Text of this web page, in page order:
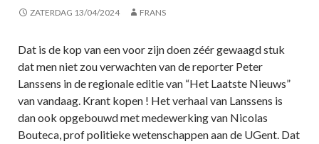
ZATERDAG 13/04/2024 FRANS
Dat is de kop van een voor zijn doen zéér gewaagd stuk
dat men niet zou verwachten van de reporter Peter
Lanssens in de regionale editie van “Het Laatste Nieuws”
van vandaag. Krant kopen ! Het verhaal van Lanssens is
dan ook opgebouwd met medewerking van Nicolas
Bouteca, prof politieke wetenschappen aan de UGent. Dat